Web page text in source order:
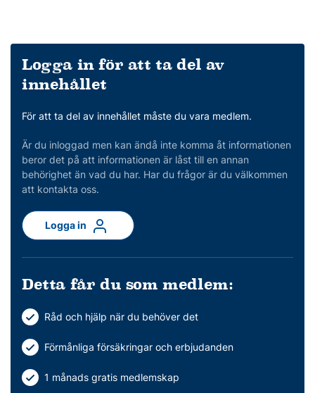
Logga in för att ta del av
innehållet
För att ta del av innehållet måste du vara medlem.
Är du inloggad men kan ändå inte komma åt informationen
beror det på att informationen är låst till en annan
behörighet än vad du har. Har du frågor är du välkommen
att kontakta oss.
Logga in
Detta får du som medlem:
Råd och hjälp när du behöver det
Förmånliga försäkringar och erbjudanden
1 månads gratis medlemskap